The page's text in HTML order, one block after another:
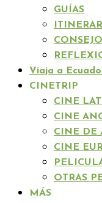
GUÍAS
Viaja a
CINETRIP
CINE
CINE
CINE DE
CINE
OTRAS
MÁS